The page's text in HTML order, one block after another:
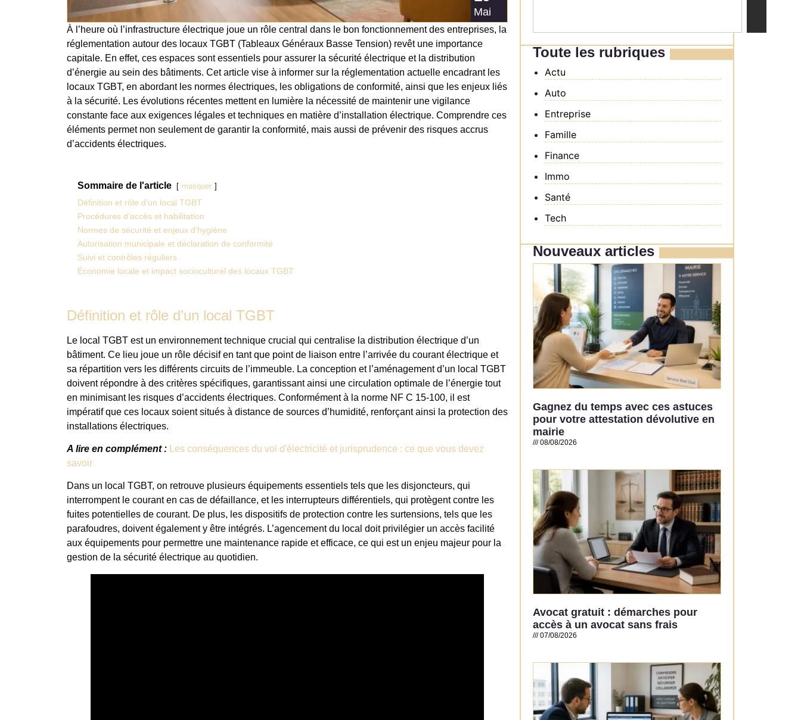
Mai
À l’heure où l’infrastructure électrique joue un rôle central dans le bon fonctionnement des entreprises, la
réglementation autour des locaux TGBT (Tableaux Généraux Basse Tension) revêt une importance
capitale. En effet, ces espaces sont essentiels pour assurer la sécurité électrique et la distribution
d’énergie au sein des bâtiments. Cet article vise à informer sur la réglementation actuelle encadrant les
locaux TGBT, en abordant les normes électriques, les obligations de conformité, ainsi que les enjeux liés
à la sécurité. Les évolutions récentes mettent en lumière la nécessité de maintenir une vigilance
constante face aux exigences légales et techniques en matière d’installation électrique. Comprendre ces
éléments permet non seulement de garantir la conformité, mais aussi de prévenir des risques accrus
d’accidents électriques.
Sommaire de l'article masquer
Définition et rôle d’un local TGBT
Procédures d’accès et habilitation
Normes de sécurité et enjeux d’hygiène
Autorisation municipale et déclaration de conformité
Suivi et contrôles réguliers
Économie locale et impact socioculturel des locaux TGBT
Définition et rôle d’un local TGBT
Le local TGBT est un environnement technique crucial qui centralise la distribution électrique d’un
bâtiment. Ce lieu joue un rôle décisif en tant que point de liaison entre l’arrivée du courant électrique et
sa répartition vers les différents circuits de l’immeuble. La conception et l’aménagement d’un local TGBT
doivent répondre à des critères spécifiques, garantissant ainsi une circulation optimale de l’énergie tout
en minimisant les risques d’accidents électriques. Conformément à la norme NF C 15-100, il est
impératif que ces locaux soient situés à distance de sources d’humidité, renforçant ainsi la protection des
installations électriques.
A lire en complément :
Les conséquences du vol d'électricité et jurisprudence : ce que vous devez
savoir
Dans un local TGBT, on retrouve plusieurs équipements essentiels tels que les disjoncteurs, qui
interrompent le courant en cas de défaillance, et les interrupteurs différentiels, qui protègent contre les
fuites potentielles de courant. De plus, les dispositifs de protection contre les surtensions, tels que les
parafoudres, doivent également y être intégrés. L’agencement du local doit privilégier un accès facilité
aux équipements pour permettre une maintenance rapide et efficace, ce qui est un enjeu majeur pour la
gestion de la sécurité électrique au quotidien.
Toute les rubriques
Actu
Auto
Entreprise
Famille
Finance
Immo
Santé
Tech
Nouveaux articles
Gagnez du temps avec ces astuces
pour votre attestation dévolutive en
mairie
08/08/2026
Avocat gratuit : démarches pour
accès à un avocat sans frais
07/08/2026